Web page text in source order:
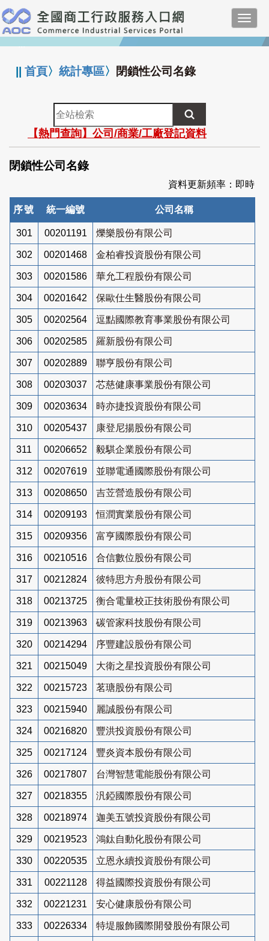
跳
到
主
要
:::
||首頁〉統計專區〉 閉鎖性公司名錄
全
站
檢
索
【熱門查詢】公司/商業/工廠登記資料
閉鎖性公司名錄
資料更新頻率：即時
序號 統一編號 公司名稱
301 00201191 爍樂股份有限公司
302 00201468 金柏睿投資股份有限公司
303 00201586 華允工程股份有限公司
304 00201642 保歐仕生醫股份有限公司
305 00202564 逗點國際教育事業股份有限公司
306 00202585 羅新股份有限公司
307 00202889 聯亨股份有限公司
308 00203037 芯慈健康事業股份有限公司
309 00203634 時亦捷投資股份有限公司
310 00205437 康登尼揚股份有限公司
311 00206652 毅騏企業股份有限公司
312 00207619 並聯電通國際股份有限公司
313 00208650 吉苙營造股份有限公司
314 00209193 恒潤實業股份有限公司
315 00209356 富亨國際股份有限公司
316 00210516 合信數位股份有限公司
317 00212824 彼特思方舟股份有限公司
318 00213725 衡合電量校正技術股份有限公司
319 00213963 碳管家科技股份有限公司
320 00214294 序豐建設股份有限公司
321 00215049 大衛之星投資股份有限公司
322 00215723 茗瑭股份有限公司
323 00215940 麗誠股份有限公司
324 00216820 豐洪投資股份有限公司
325 00217124 豐炎資本股份有限公司
326 00217807 台灣智慧電能股份有限公司
327 00218355 汎錏國際股份有限公司
328 00218974 迦美五號投資股份有限公司
329 00219523 鴻鈦自動化股份有限公司
330 00220535 立恩永續投資股份有限公司
331 00221128 得益國際投資股份有限公司
332 00221231 安心健康股份有限公司
333 00226334 特堤服飾國際開發股份有限公司